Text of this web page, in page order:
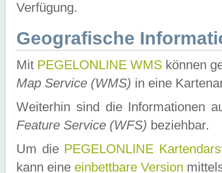
Verfügung.
Geografische
Mit PEGELONLINE WMS können
Map Service (WMS) in eine
Weiterhin sind die Informationen
Feature Service (WFS) beziehbar.
Um die PEGELONLINE
kann eine einbettbare Version